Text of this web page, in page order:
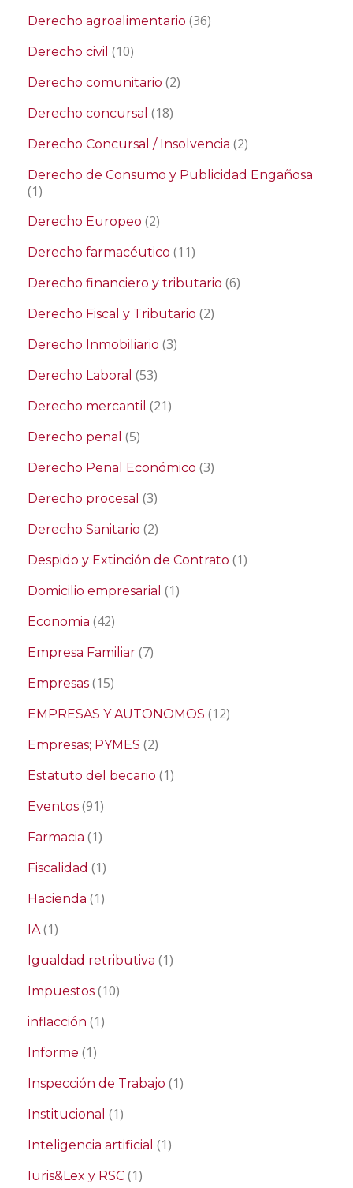
Derecho agroalimentario (36)
Derecho civil (10)
Derecho comunitario (2)
Derecho concursal (18)
Derecho Concursal / Insolvencia (2)
Derecho de Consumo y Publicidad Engañosa
(1)
Derecho Europeo (2)
Derecho farmacéutico (11)
Derecho financiero y tributario (6)
Derecho Fiscal y Tributario (2)
Derecho Inmobiliario (3)
Derecho Laboral (53)
Derecho mercantil (21)
Derecho penal (5)
Derecho Penal Económico (3)
Derecho procesal (3)
Derecho Sanitario (2)
Despido y Extinción de Contrato (1)
Domicilio empresarial (1)
Economia (42)
Empresa Familiar (7)
Empresas (15)
EMPRESAS Y AUTONOMOS (12)
Empresas; PYMES (2)
Estatuto del becario (1)
Eventos (91)
Farmacia (1)
Fiscalidad (1)
Hacienda (1)
IA(1)
Igualdad retributiva (1)
Impuestos (10)
inflacción (1)
Informe (1)
Inspección de Trabajo (1)
Institucional (1)
Inteligencia artificial (1)
Iuris&Lex y RSC (1)